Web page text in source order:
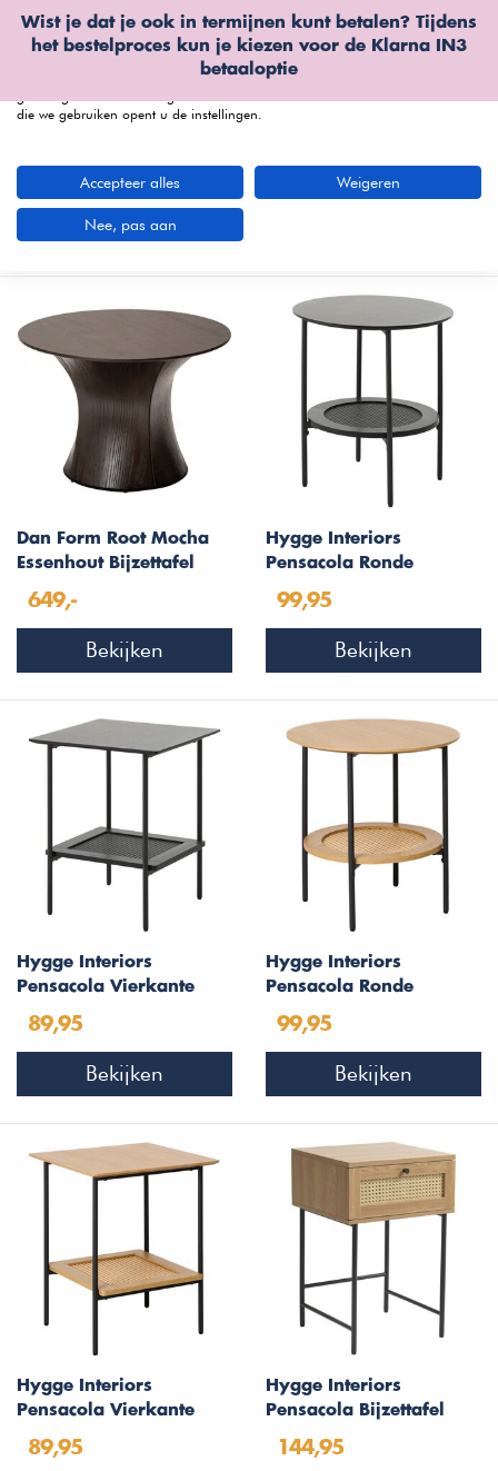
Wist je dat je ook in termijnen kunt betalen? Tijdens
het bestelproces kun je kiezen voor de Klarna IN3
betaaloptie
Bijzettafels bij Furnea (88 artikelen)
Filters
Dan Form Root Mocha
Essenhout Bijzettafel
649,-
Bekijken
Hygge Interiors
Pensacola Ronde
99,95
Bekijken
Hygge Interiors
Pensacola Vierkante
89,95
Bekijken
Hygge Interiors
Pensacola Ronde
99,95
Bekijken
Hygge Interiors
Pensacola Vierkante
89,95
Hygge Interiors
Pensacola Bijzettafel
144,95
Wij gebruiken cookies
We kunnen deze plaatsen voor analyse van onze bezoekersgegevens, om
onze website te verbeteren, gepersonaliseerde inhoud te tonen en om u een
die we gebruiken opent u de instellingen.
Accepteer alles Weigeren
Nee, pas aan